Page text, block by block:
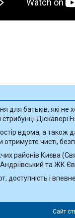
для батьків, які
Діскавері
вдома, а також
чисті,
районів Києва
та ЖК
і
Сайт